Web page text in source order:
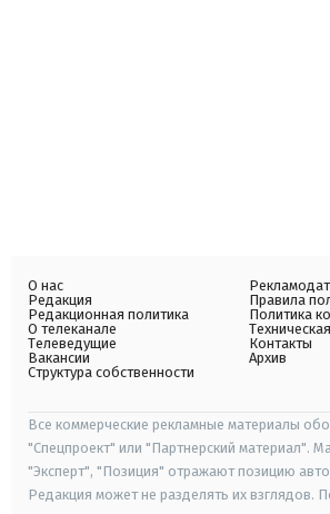
О нас
Редакция
Редакционная политика
О телеканале
Телеведущие
Вакансии
Структура собственности
Правила
Политика
Контакты
Архив
Все коммерческие рекламные материалы
"Спецпроект" или "Партнерский материал".
"Эксперт", "Позиция" отражают позицию
Редакция может не разделять их взглядов.